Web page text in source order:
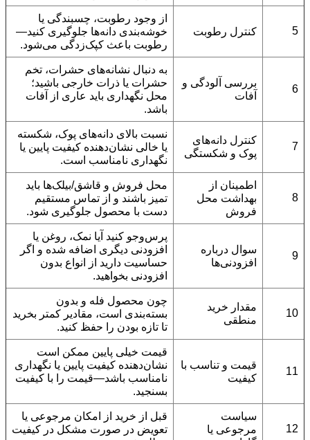
5 کنترل رطوبت
از وجود رطوبت، چسبندگی یا
خوشه‌بندی دانه‌ها جلوگیری کنید—
رطوبت باعث کپک‌زدگی می‌شود.
6
بررسی آلودگی و
آفات
به دنبال نشانه‌های حشرات، تخم
حشرات یا ذرات خارجی باشید؛
محل نگهداری باید عاری از آفات
باشد.
7
کنترل دانه‌های
پوک و شکستگی
نسبت بالای دانه‌های پوک، شکسته
یا خالی نشان‌دهنده کیفیت پایین یا
نگهداری نامناسب است.
8
اطمینان از
بهداشت محل
فروش
محل فروش و قاشق/بیلک‌ها باید
تمیز باشند و از تماس مستقیم
دست با محصول جلوگیری شود.
9
سوال درباره
افزودنی‌ها
پرس‌وجو کنید آیا نمک، روغن یا
افزودنی دیگری اضافه شده و اگر
حساسیت دارید از انواع بدون
افزودنی بخواهید.
10
مقدار خرید
منطقی
چون محصول فله و بدون
بسته‌بندی است، مقادیر کمتر بخرید
تا تازه بودن را حفظ کنید.
11
قیمت و تناسب با
کیفیت
قیمت خیلی پایین ممکن است
نشان‌دهنده کیفیت پایین یا نگهداری
نامناسب باشد—قیمت را با کیفیت
بسنجید.
12
سیاست
مرجوعی یا
قبل از خرید از امکان مرجوعی یا
تعویض در صورت مشکل در کیفیت